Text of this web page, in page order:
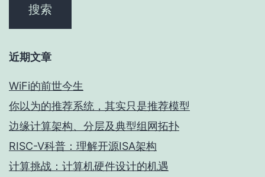
近期文章
WiFi的前世今生
你以为的推荐系统，其实只是推荐模型
边缘计算架构、分层及典型组网拓扑
RISC-V科普：理解开源ISA架构
计算挑战：计算机硬件设计的机遇